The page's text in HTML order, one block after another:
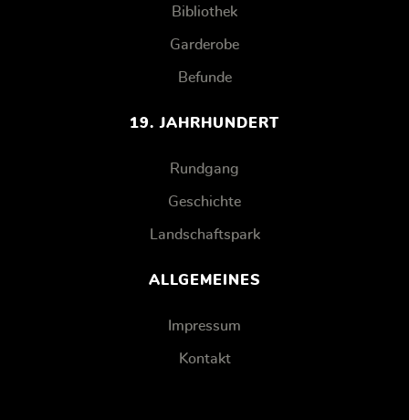
Bibliothek
Garderobe
Befunde
19. JAHRHUNDERT
Rundgang
Geschichte
Landschaftspark
ALLGEMEINES
Impressum
Kontakt